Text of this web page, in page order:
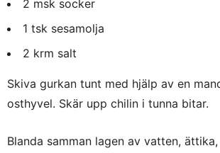
2 msk socker
1 tsk sesamolja
2 krm salt
Skiva gurkan tunt med hjälp av en
osthyvel. Skär upp chilin i tunna bitar.
Blanda samman lagen av vatten,